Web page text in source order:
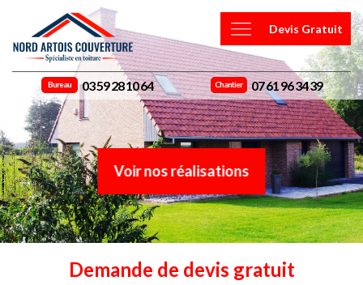
Devis Gratuit
Bureau 03 59 28 10 64 Chantier 07 61 96 34 39
Voir nos réalisations
Demande de devis gratuit